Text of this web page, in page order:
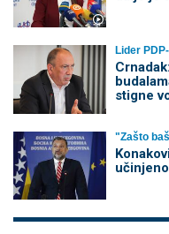
Lider
stigne
"Zašto